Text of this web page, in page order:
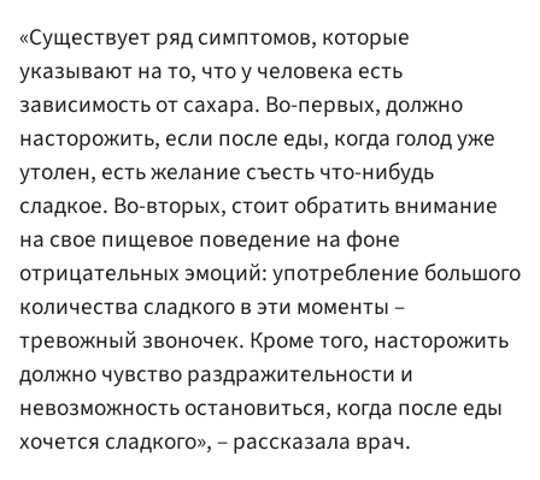
«Существует ряд симптомов, которые
указывают на то, что у человека есть
зависимость от сахара. Во-первых, должно
насторожить, если после еды, когда голод уже
утолен, есть желание съесть что-нибудь
сладкое. Во-вторых, стоит обратить внимание
на свое пищевое поведение на фоне
отрицательных эмоций: употребление большого
количества сладкого в эти моменты –
тревожный звоночек. Кроме того, насторожить
должно чувство раздражительности и
невозможность остановиться, когда после еды
хочется сладкого», – рассказала врач.